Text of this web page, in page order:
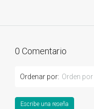
0 Comentario
Ordenar por: Orden
Escribe una reseña